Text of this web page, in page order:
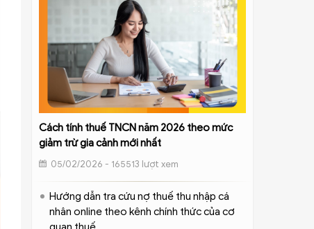
Cách tính thuế TNCN năm 2026 theo mức
giảm trừ gia cảnh mới nhất
05/02/2026 - 165513 lượt xem
Hướng dẫn tra cứu nợ thuế thu nhập cá
nhân online theo kênh chính thức của cơ